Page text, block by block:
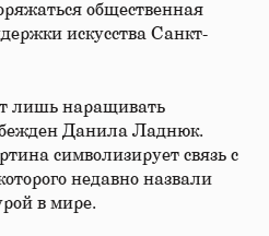
общественная
искусства Санкт-
лишь наращивать
Данила Ладнюк.
символизирует связь с
недавно назвали
в мире.